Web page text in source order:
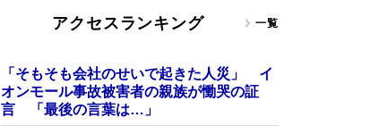
アクセスランキング 一覧
「そもそも会社のせいで起きた人災」 イ
オンモール事故被害者の親族が慟哭の証
言 「最後の言葉は…」